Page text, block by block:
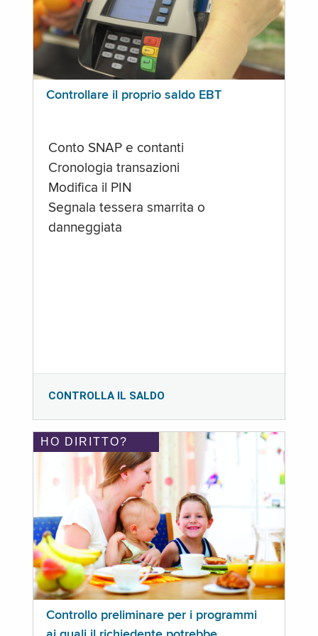
Controllare il proprio saldo EBT
Conto SNAP e contanti
Cronologia transazioni
Modifica il PIN
Segnala tessera smarrita o
danneggiata
CONTROLLA IL SALDO
HO DIRITTO?
Controllo preliminare per i programmi